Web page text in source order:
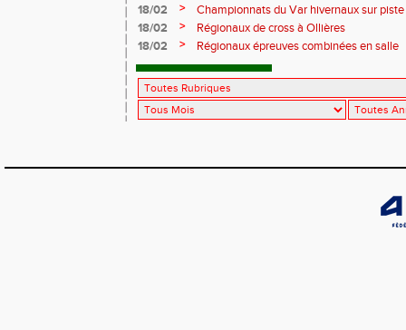
18/02
>
Championnats du Var hivernaux sur
18/02
>
Régionaux de cross à Ollières
18/02
> Régionaux épreuves combinées en salle